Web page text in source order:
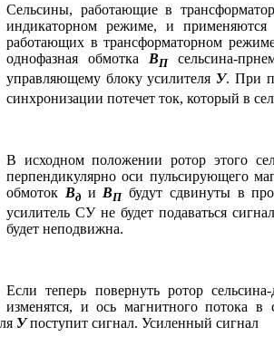
Сельсины, работающие в
индикаторном режиме, и
работающих в трансформаторном
однофазная обмотка ВПсельсина-
управляющему блоку усилителя У. При
синхронизации потечет ток, который в
В исходном положении ротор этого
перпендикулярно оси пульсирующего
обмоток Вди ВПбудут сдвинуты в
усилитель СУ не будет подаваться
будет неподвижна.
Если теперь повернуть ротор сельсина-
изменятся, и ось магнитного потока в
Упоступит сигнал. Усиленный сигнал